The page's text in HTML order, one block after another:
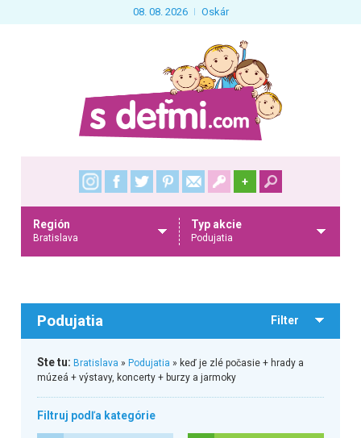
08. 08. 2026 Oskár
+
Región
Bratislava
Typ akcie
Podujatia
Podujatia Filter
Ste tu: Bratislava » Podujatia » keď je zlé počasie + hrady a
múzeá + výstavy, koncerty + burzy a jarmoky
Filtruj podľa kategórie